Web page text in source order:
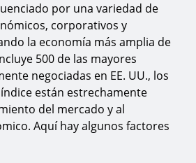
por una variedad de
corporativos y
la economía más amplia de
500 de las mayores
negociadas en EE. UU., los
están estrechamente
del mercado y al
Aquí hay algunos factores